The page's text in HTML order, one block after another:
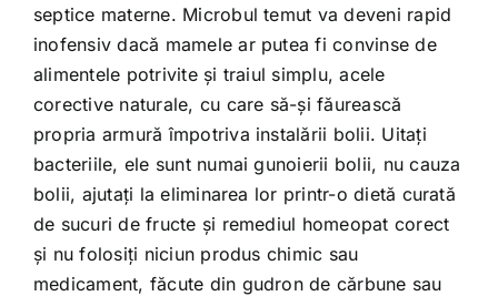
septice materne. Microbul temut va deveni rapid
inofensiv dacă mamele ar putea fi convinse de
alimentele potrivite şi traiul simplu, acele
corective naturale, cu care să-şi făurească
propria armură împotriva instalării bolii. Uitaţi
bacteriile, ele sunt numai gunoierii bolii, nu cauza
bolii, ajutaţi la eliminarea lor printr-o dietă curată
de sucuri de fructe şi remediul homeopat corect
şi nu folosiţi niciun produs chimic sau
medicament, făcute din gudron de cărbune sau